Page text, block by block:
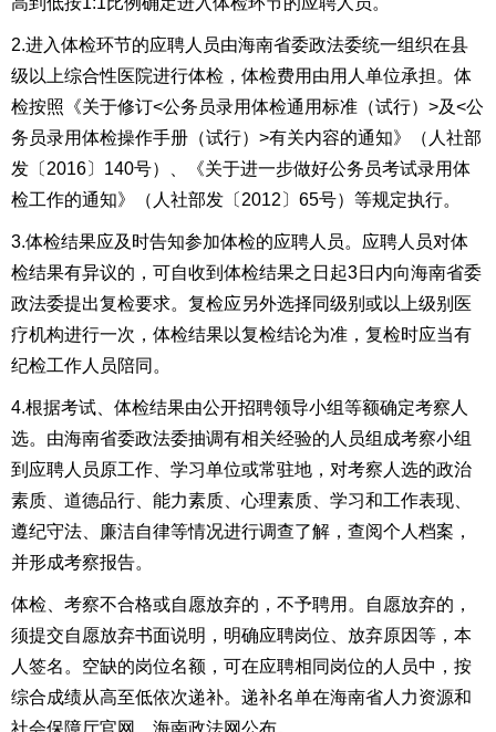
2.进入体检环节的应聘人员由海南省委政法委统一组织在县
级以上综合性医院进行体检 ，体检费用由用人单位承担 。体
检按照《关于修订<公务员录用体检通用标准（试行）>及<公
务员录用体检操作手册（试行）>有关内容的通知》（人社部
发〔2016〕140号）
《关于进一步做好公务员考试录用体
检工作的通知》（人社部发〔2012〕65号）等规定执行。
3.体检结果应及时告知参加体检的应聘人员。 应聘人员对体
检结果有异议的，可自收到体检结果之日 起3日 内向海南省委
政法委提出复检要求。复检应另外选择同级别或以上级别医
疗机构进行一次，体检结果以复检结论为准，复检时应当有
纪检工作人员陪同。
4.根据考试、体检结果由公开招聘领导小组等额确定考察人
选。 由海南省委政法委抽调有相关经验的人员组成考察小组
到应聘人员原工作、学习单位或常驻地， 对考察人选的政治
素质、道德品行、能力素质、心理素质、学习和工作表现、
遵纪守法、廉洁自律等情况进行调查了解 ， 查阅个人档案，
并形成考察报告。
体检、考察不合格或自愿放弃的，不予聘用。自愿放弃的，
须提交自愿放弃书面说明，明确应聘岗位、放弃原因等，本
人签名。空缺的岗位名额，可在应聘相同岗位的人员中，按
综合成绩从高至低依次递补。 递补名单在海南省人力资源和
社会保障厅官网、 海南政法网公布。